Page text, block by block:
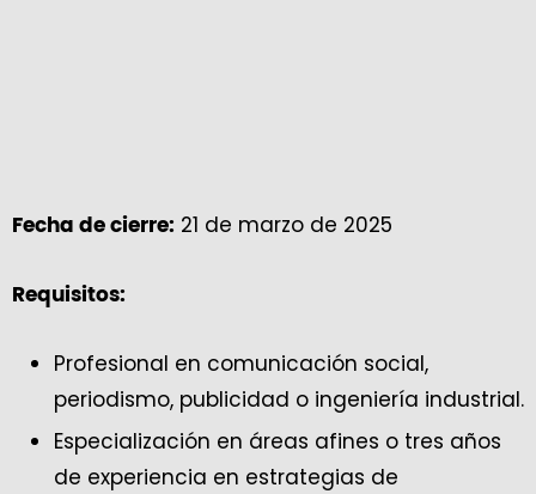
Fecha de cierre: 21 de marzo de 2025
Requisitos:
Profesional en comunicación social,
periodismo, publicidad o ingeniería industrial.
Especialización en áreas afines o tres años
de experiencia en estrategias de